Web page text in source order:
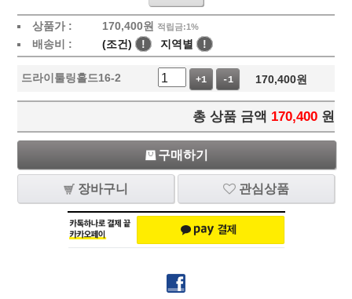
상품가 : 170,400원 적립금:1%
배송비 : (조건) ! 지역별 !
드라이툴링홀드16-2 +1 -1 170,400원
총 상품 금액 170,400 원
구매하기
장바구니 관심상품